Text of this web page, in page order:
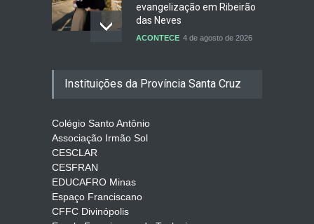
evangelização em Ribeirão
das Neves
ACONTECE 4 de agosto de 2026
Assis no Noviciado São
Instituições da Província Santa Cruz
Colégio Santo Antônio
Associação Irmão Sol
CESCLAR
CESFRAN
EDUCAFRO Minas
Espaço Franciscano
CFFC Divinópolis